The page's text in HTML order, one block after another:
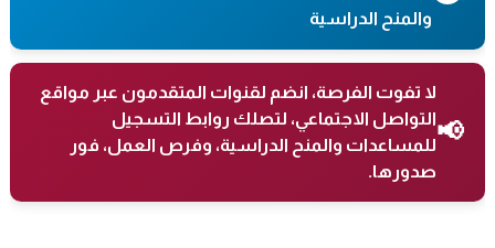
والمنح الدراسية
📢
لا تفوت الفرصة، انضم لقنوات المتقدمون عبر مواقع
التواصل الاجتماعي، لتصلك روابط التسجيل
للمساعدات والمنح الدراسية، وفرص العمل، فور
صدورها.